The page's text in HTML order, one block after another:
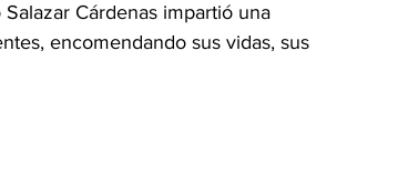
Cárdenas impartió una
encomendando sus vidas, sus